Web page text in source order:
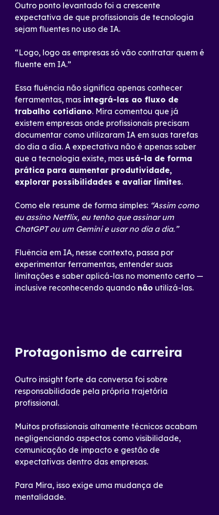
Outro ponto levantado foi a crescente
expectativa de que profissionais de tecnologia
sejam fluentes no uso de IA.
“Logo, logo as empresas só vão contratar quem é
fluente em IA.”
Essa fluência não significa apenas conhecer
ferramentas, mas integrá-las ao fluxo de
trabalho cotidiano. Mira comentou que já
existem empresas onde profissionais precisam
documentar como utilizaram IA em suas tarefas
do dia a dia. A expectativa não é apenas saber
que a tecnologia existe, mas usá-la de forma
prática para aumentar produtividade,
explorar possibilidades e avaliar limites.
Como ele resume de forma simples: “Assim como
eu assino Netflix, eu tenho que assinar um
ChatGPT ou um Gemini e usar no dia a dia.”
Fluência em IA, nesse contexto, passa por
experimentar ferramentas, entender suas
limitações e saber aplicá-las no momento certo —
inclusive reconhecendo quando não utilizá-las.
Protagonismo de carreira
Outro insight forte da conversa foi sobre
responsabilidade pela própria trajetória
profissional.
Muitos profissionais altamente técnicos acabam
negligenciando aspectos como visibilidade,
comunicação de impacto e gestão de
expectativas dentro das empresas.
Para Mira, isso exige uma mudança de
mentalidade.